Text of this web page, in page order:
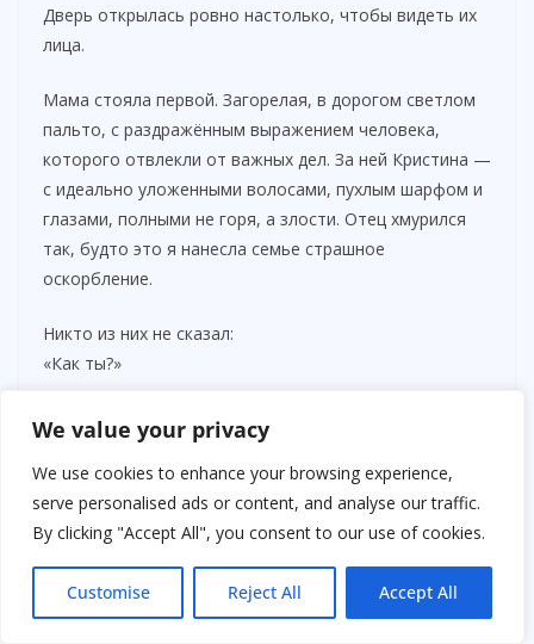
We value your privacy
We use cookies to enhance your browsing experience,
serve personalised ads or content, and analyse our traffic.
By clicking "Accept All", you consent to our use of cookies.
Customise Reject All Accept All
Дверь открылась ровно настолько, чтобы видеть их
лица.
Мама стояла первой. Загорелая, в дорогом светлом
пальто, с раздражённым выражением человека,
которого отвлекли от важных дел. За ней Кристина —
с идеально уложенными волосами, пухлым шарфом и
глазами, полными не горя, а злости. Отец хмурился
так, будто это я нанесла семье страшное
оскорбление.
Никто из них не сказал:
«Как ты?»
Никто не произнёс имени Миши.
Первой начала Кристина:
— Ты вообще понимаешь, что натворила?!
— Понимаю.